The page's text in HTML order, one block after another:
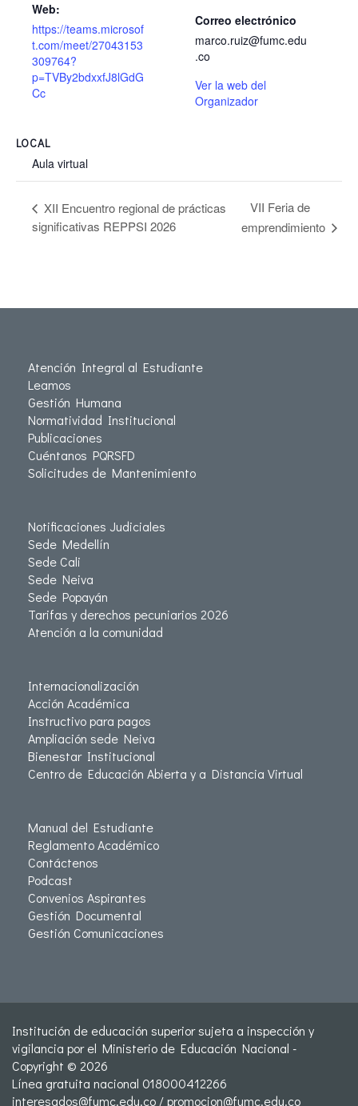
Web:
https://teams.microsof
t.com/meet/27043153
309764?
p=TVBy2bdxxfJ8lGdG
Cc
Correo electrónico
marco.ruiz@fumc.edu
.co
Ver la web del
Organizador
LOCAL
Aula virtual
XII Encuentro regional de prácticas
significativas REPPSI 2026
VII Feria de
emprendimiento
Atención Integral al Estudiante
Leamos
Gestión Humana
Normatividad Institucional
Publicaciones
Cuéntanos PQRSFD
Solicitudes de Mantenimiento
Notificaciones Judiciales
Sede Medellín
Sede Cali
Sede Neiva
Sede Popayán
Tarifas y derechos pecuniarios 2026
Atención a la comunidad
Internacionalización
Acción Académica
Instructivo para pagos
Ampliación sede Neiva
Bienestar Institucional
Centro de Educación Abierta y a Distancia Virtual
Manual del Estudiante
Reglamento Académico
Contáctenos
Podcast
Convenios Aspirantes
Gestión Documental
Gestión Comunicaciones
Institución de educación superior sujeta a inspección y
vigilancia por el Ministerio de Educación Nacional -
Copyright © 2026
Línea gratuita nacional 018000412266
interesados@fumc.edu.co/promocion@fumc.edu.co